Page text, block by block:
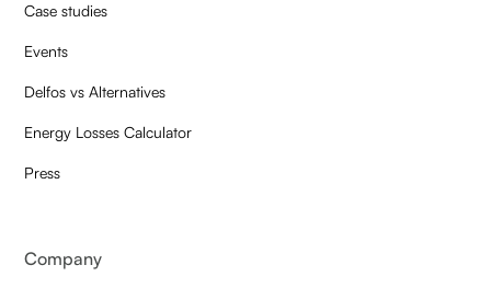
Case studies
Events
Delfos vs Alternatives
Energy Losses Calculator
Press
Company